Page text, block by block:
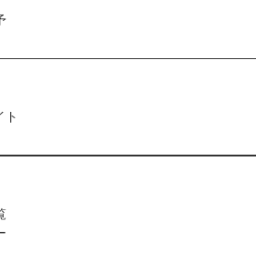
ーダン、シリア、リビア、ソ
のいずれかの国籍を有する二重
の報道渡航、合法的な商用目
ト